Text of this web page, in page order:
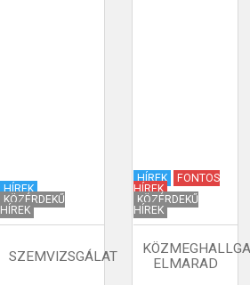
HÍREK
KÖZÉRDEKŰ
HÍREK
SZEMVIZSGÁLAT
HÍREK
FONTOS
HÍREK
KÖZÉRDEKŰ
HÍREK
ELMARAD